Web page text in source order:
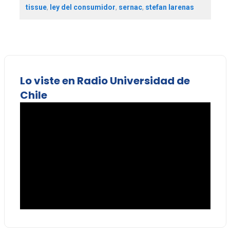
tissue, ley del consumidor, sernac, stefan larenas
Lo viste en Radio Universidad de
Chile